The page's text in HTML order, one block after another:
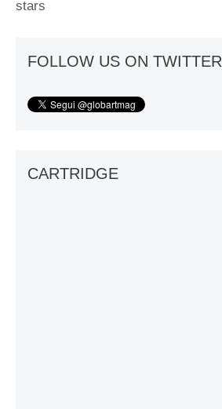
stars
FOLLOW US ON TWITTER
CARTRIDGE